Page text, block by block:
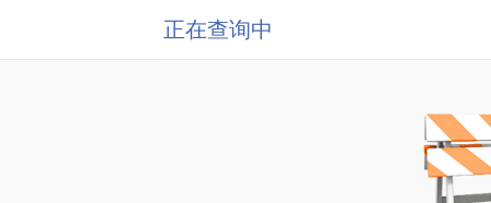
正在查询中